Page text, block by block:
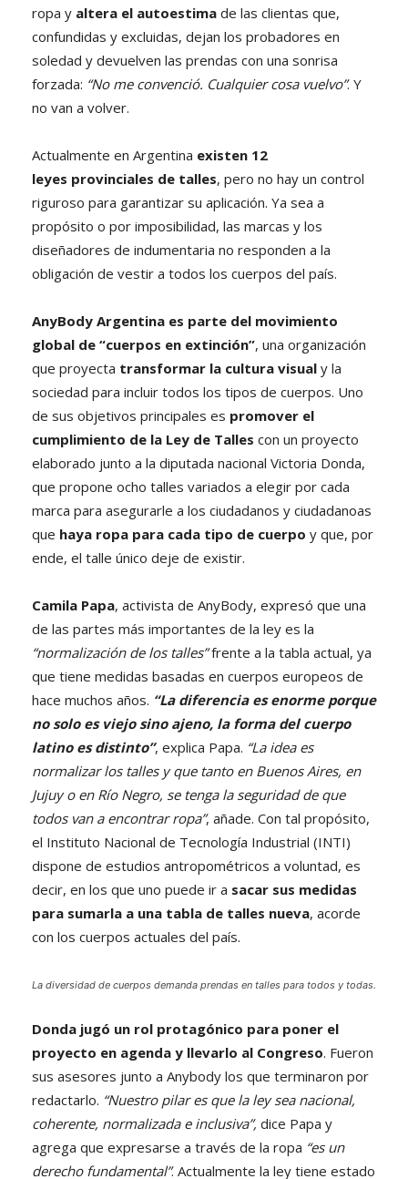
ropa y altera el autoestima de las clientas que,
confundidas y excluidas, dejan los probadores en
soledad y devuelven las prendas con una sonrisa
forzada: “No me convenció. Cualquier cosa vuelvo”. Y
no van a volver.
Actualmente en Argentina existen 12
leyes provinciales de talles, pero no hay un control
riguroso para garantizar su aplicación. Ya sea a
propósito o por imposibilidad, las marcas y los
diseñadores de indumentaria no responden a la
obligación de vestir a todos los cuerpos del país.
AnyBody Argentina es parte del movimiento
global de “cuerpos en extinción”, una organización
que proyecta transformar la cultura visual y la
sociedad para incluir todos los tipos de cuerpos. Uno
de sus objetivos principales es promover el
cumplimiento de la Ley de Talles con un proyecto
elaborado junto a la diputada nacional Victoria Donda,
que propone ocho talles variados a elegir por cada
marca para asegurarle a los ciudadanos y ciudadanoas
que haya ropa para cada tipo de cuerpo y que, por
ende, el talle único deje de existir.
Camila Papa, activista de AnyBody, expresó que una
de las partes más importantes de la ley es la
“normalización de los talles”frente a la tabla actual, ya
que tiene medidas basadas en cuerpos europeos de
hace muchos años. “La diferencia es enorme porque
no solo es viejo sino ajeno, la forma del cuerpo
latino es distinto”, explica Papa. “La idea es
normalizar los talles y que tanto en Buenos Aires, en
Jujuy o en Río Negro, se tenga la seguridad de que
todos van a encontrar ropa”, añade. Con tal propósito,
el Instituto Nacional de Tecnología Industrial (INTI)
dispone de estudios antropométricos a voluntad, es
decir, en los que uno puede ir a sacar sus medidas
para sumarla a una tabla de talles nueva, acorde
con los cuerpos actuales del país.
La diversidad de cuerpos demanda prendas en talles para todos y todas.
Donda jugó un rol protagónico para poner el
proyecto en agenda y llevarlo al Congreso. Fueron
sus asesores junto a Anybody los que terminaron por
redactarlo. “Nuestro pilar es que la ley sea nacional,
coherente, normalizada e inclusiva”, dice Papa y
agrega que expresarse a través de la ropa “es un
derecho fundamental”. Actualmente la ley tiene estado